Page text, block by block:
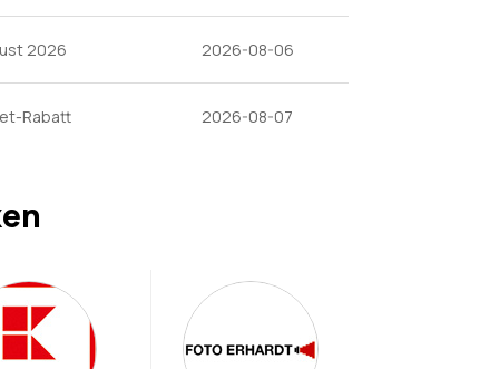
2026 2026-08-06
Rabatt 2026-08-07